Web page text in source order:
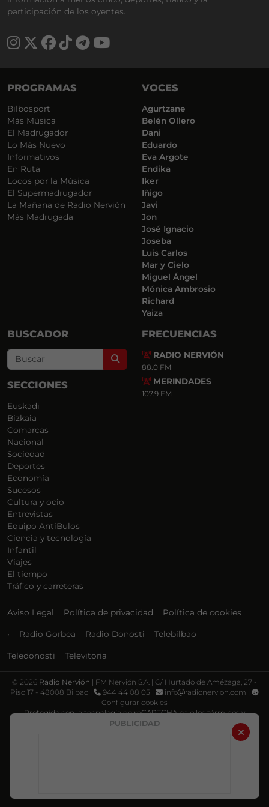
PUBLICIDAD
participación de los oyentes.
PROGRAMAS
Bilbosport
Más Música
El Madrugador
Lo Más Nuevo
Informativos
En Ruta
Locos por la Música
El Supermadrugador
La Mañana de Radio Nervión
Más Madrugada
VOCES
Agurtzane
Belén Ollero
Dani
Eduardo
Eva Argote
Endika
Iker
Iñigo
Javi
Jon
José Ignacio
Joseba
Luis Carlos
Mar y Cielo
Miguel Ángel
Mónica Ambrosio
Richard
Yaiza
BUSCADOR
Search
SECCIONES
Euskadi
Bizkaia
Comarcas
Nacional
Sociedad
Deportes
Economía
Sucesos
Cultura y ocio
Entrevistas
Equipo AntiBulos
Ciencia y tecnología
Infantil
Viajes
El tiempo
Tráfico y carreteras
FRECUENCIAS
RADIO NERVIÓN
88.0 FM
MERINDADES
107.9 FM
Aviso Legal Política de privacidad Política de cookies
• Radio Gorbea Radio Donosti Telebilbao
Teledonosti Televitoria
© 2026 Radio Nervión | FM Nervión S.A. | C/ Hurtado de Amézaga, 27 -
Piso 17 - 48008 Bilbao |
944 44 08 05 | info
radionervion.com |
Configurar cookies
Protegido con la tecnología de reCAPTCHA bajo los términos y
Política de privacidad Términos de servicio